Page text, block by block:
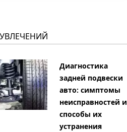
Диагностика
задней подвески
авто: симптомы
неисправностей и
способы их
устранения